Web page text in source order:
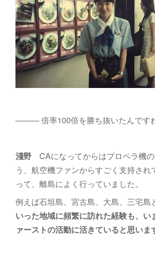
――― 倍率100倍を勝ち抜いたんですね
淺野CAになってからはプロペラ機の
う、航空機ファンからすごく支持され
って、離島によく行っていました。
例えば石垣島、宮古島、大島、三宅島
いった地域に頻繁に訪れた経験も、い
ァーストの活動に活きていると思いま